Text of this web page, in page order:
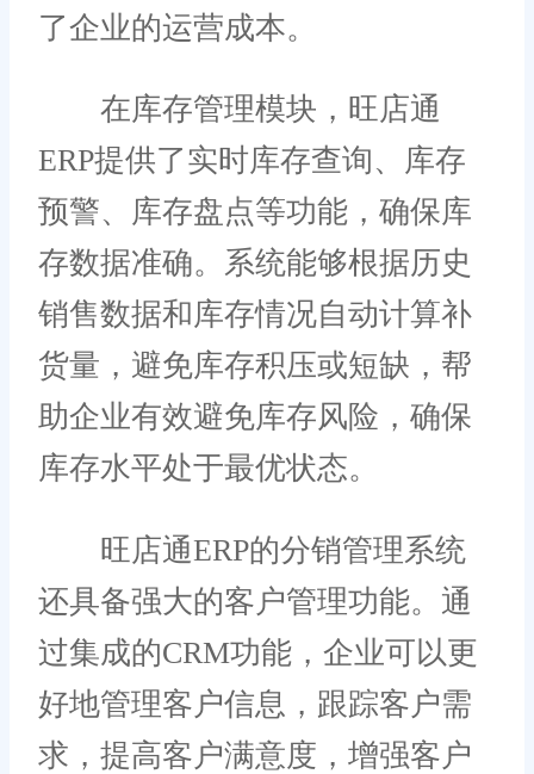
了企业的运营成本。
在库存管理模块，旺店通
ERP提供了实时库存查询、库存
预警、库存盘点等功能，确保库
存数据准确。系统能够根据历史
销售数据和库存情况自动计算补
货量，避免库存积压或短缺，帮
助企业有效避免库存风险，确保
库存水平处于最优状态。
旺店通ERP的分销管理系统
还具备强大的客户管理功能。通
过集成的CRM功能，企业可以更
好地管理客户信息，跟踪客户需
求，提高客户满意度，增强客户